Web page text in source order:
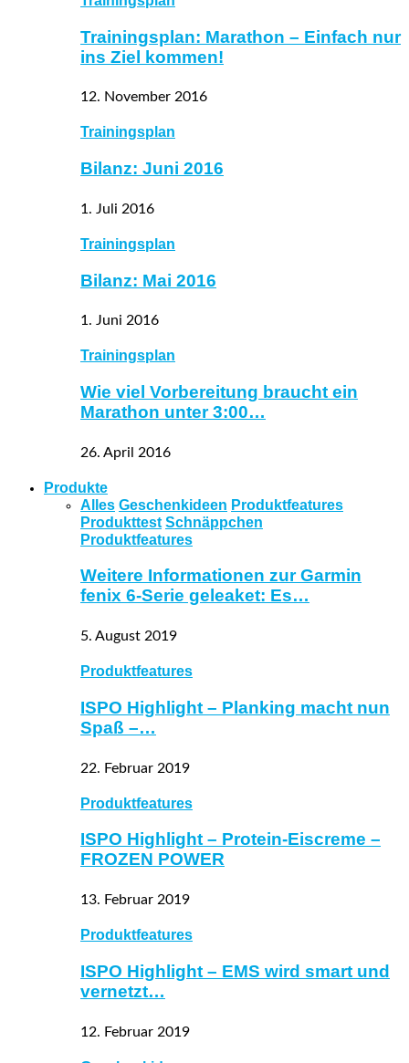
Trainingsplan: Marathon – Einfach nur
ins Ziel kommen!
12. November 2016
Trainingsplan
Bilanz: Juni 2016
1. Juli 2016
Trainingsplan
Bilanz: Mai 2016
1. Juni 2016
Trainingsplan
Wie viel Vorbereitung braucht ein
Marathon unter 3:00…
26. April 2016
Produkte
Alles Geschenkideen Produktfeatures
Produkttest Schnäppchen
Produktfeatures
Weitere Informationen zur Garmin
fenix 6-Serie geleaket: Es…
5. August 2019
Produktfeatures
ISPO Highlight – Planking macht nun
Spaß –…
22. Februar 2019
Produktfeatures
ISPO Highlight – Protein-Eiscreme –
FROZEN POWER
13. Februar 2019
Produktfeatures
ISPO Highlight – EMS wird smart und
vernetzt…
12. Februar 2019